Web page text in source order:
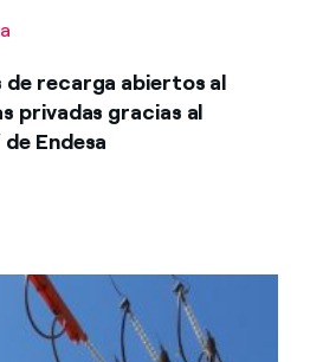
de recarga abiertos al
privadas gracias al
Endesa